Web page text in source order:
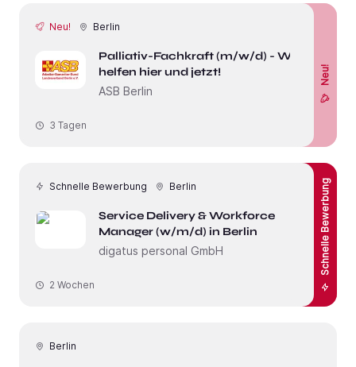
Neu! Berlin
Palliativ-Fachkraft (m/w/d) - Wir
helfen hier und jetzt!
ASB Berlin
Neu!
3 Tagen
Schnelle Bewerbung Berlin
Service Delivery & Workforce
Manager (w/m/d) in Berlin
digatus personal GmbH
Schnelle Bewerbung
2 Wochen
Berlin